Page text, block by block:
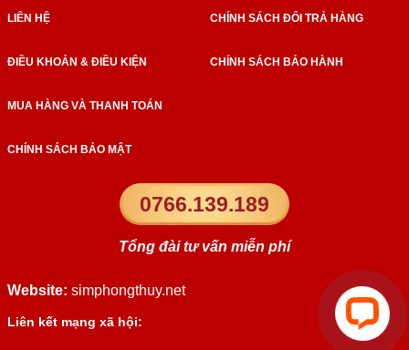
Website: simphongthuy.net
Liên kết mạng xã hội:
0766.139.189
Tổng đài tư vấn miễn phí
LIÊN HỆ
ĐIỀU KHOẢN & ĐIỀU KIỆN
MUA HÀNG VÀ THANH TOÁN
CHÍNH SÁCH BẢO MẬT
CHÍNH SÁCH ĐỔI TRẢ HÀNG
CHÍNH SÁCH BẢO HÀNH